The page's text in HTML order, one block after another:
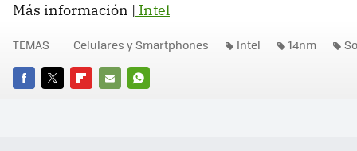
Más información | Intel
FACEBOOK
TWITTERFLIPBOARD
E-
WHATSAPP
TEMAS Celulares y Smartphones Intel 14nm